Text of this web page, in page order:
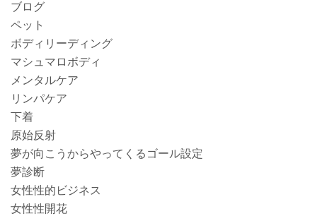
ブログ
ペット
ボディリーディング
マシュマロボディ
メンタルケア
リンパケア
下着
原始反射
夢が向こうからやってくるゴール設定
夢診断
女性性的ビジネス
女性性開花